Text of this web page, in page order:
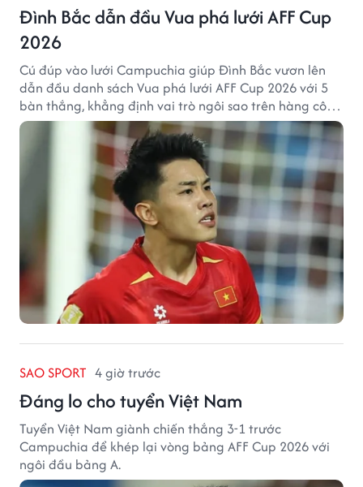
Đình Bắc dẫn đầu Vua phá lưới AFF Cup
2026
Cú đúp vào lưới Campuchia giúp Đình Bắc vươn lên
dẫn đầu danh sách Vua phá lưới AFF Cup 2026 với 5
bàn thắng, khẳng định vai trò ngôi sao trên hàng công
tuyển Việt Nam.
SAO SPORT 4 giờ trước
Đáng lo cho tuyển Việt Nam
Tuyển Việt Nam giành chiến thắng 3-1 trước
Campuchia để khép lại vòng bảng AFF Cup 2026 với
ngôi đầu bảng A.